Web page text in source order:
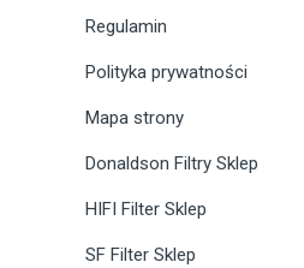
Regulamin
Polityka prywatności
Mapa strony
Donaldson Filtry Sklep
HIFI Filter Sklep
SF Filter Sklep